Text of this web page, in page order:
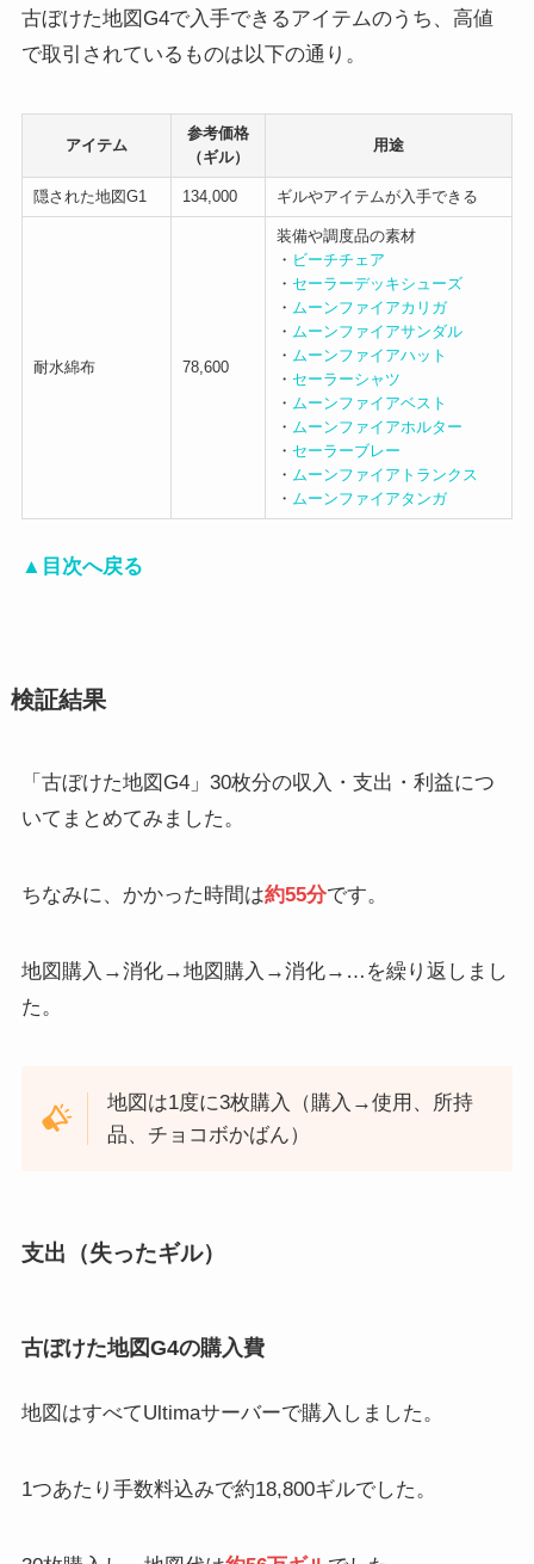
古ぼけた地図G4で入手できるアイテムのうち、高値
で取引されているものは以下の通り。
アイテム
参考価格
（ギル）
用途
隠された地図G1 134,000 ギルやアイテムが入手できる
耐水綿布 78,600
装備や調度品の素材
・ ビーチチェア
・ セーラーデッキシューズ
・ ムーンファイアカリガ
・ ムーンファイアサンダル
・ ムーンファイアハット
・ セーラーシャツ
・ ムーンファイアベスト
・ ムーンファイアホルター
・ セーラーブレー
・ ムーンファイアトランクス
・ ムーンファイアタンガ
▲目次へ戻る
検証結果
「古ぼけた地図G4」30枚分の収入・支出・利益につ
いてまとめてみました。
ちなみに、かかった時間は約55分です。
地図購入→消化→地図購入→消化→…を繰り返しまし
た。
地図は1度に3枚購入（購入→使用、所持
品、チョコボかばん）
支出（失ったギル）
古ぼけた地図G4の購入費
地図はすべてUltimaサーバーで購入しました。
1つあたり手数料込みで約18,800ギルでした。